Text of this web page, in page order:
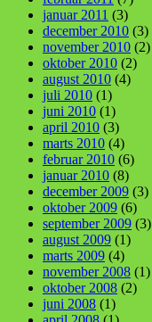
januar 2011 (3)
december 2010 (3)
november 2010 (2)
oktober 2010 (2)
august 2010 (4)
juli 2010 (1)
juni 2010 (1)
april 2010 (3)
marts 2010 (4)
februar 2010 (6)
januar 2010 (8)
december 2009 (3)
oktober 2009 (6)
september 2009 (3)
august 2009 (1)
marts 2009 (4)
november 2008 (1)
oktober 2008 (2)
juni 2008 (1)